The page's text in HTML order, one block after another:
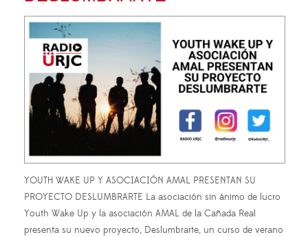
YOUTH WAKE UP Y ASOCIACIÓN AMAL PRESENTAN SU
PROYECTO DESLUMBRARTE La asociación sin ánimo de lucro
Youth Wake Up y la asociación AMAL de la Cañada Real
presenta su nuevo proyecto, Deslumbrarte, un curso de verano